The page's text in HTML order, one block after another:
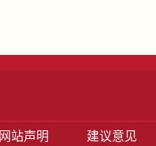
网站声明 建议意见